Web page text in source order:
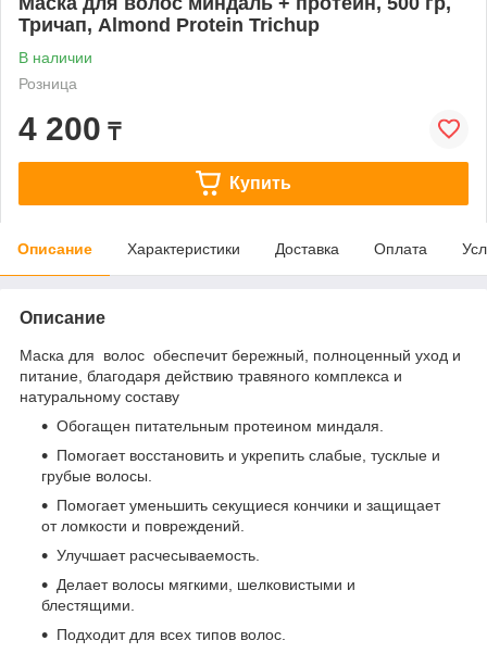
Тричап, Almond Protein Trichup
В наличии
Розница
4 200 ₸
Купить
Описание Характеристики Доставка Оплата
Описание
Маска для волос обеспечит бережный, полноценный уход и
питание, благодаря действию травяного комплекса и
натуральному составу
Обогащен питательным протеином миндаля.
Помогает восстановить и укрепить слабые, тусклые и
грубые волосы.
Помогает уменьшить секущиеся кончики и защищает
от ломкости и повреждений.
Улучшает расчесываемость.
Делает волосы мягкими, шелковистыми и
блестящими.
Подходит для всех типов волос.